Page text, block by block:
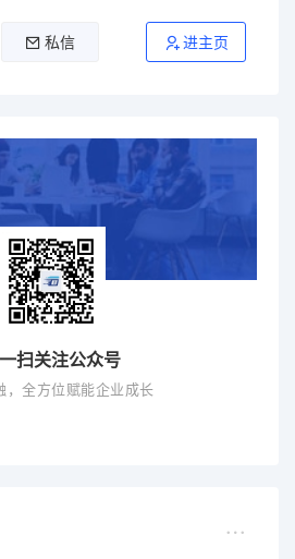
私信 进主页
扫关注公众号
，全方位赋能企业成长